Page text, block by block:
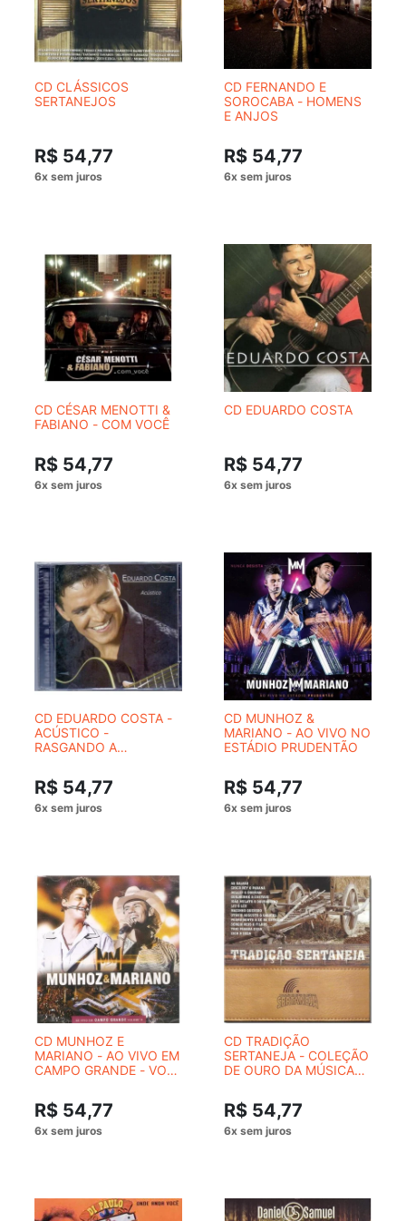
CD CLÁSSICOS
SERTANEJOS
R$ 54,77
CD FERNANDO E
SOROCABA - HOMENS
E ANJOS
R$ 54,77
CD CÉSAR MENOTTI &
FABIANO - COM VOCÊ
R$ 54,77
CD EDUARDO COSTA
R$ 54,77
CD EDUARDO COSTA -
ACÚSTICO -
RASGANDO A
R$ 54,77
CD MUNHOZ &
MARIANO - AO VIVO NO
ESTÁDIO PRUDENTÃO
R$ 54,77
CD MUNHOZ E
MARIANO - AO VIVO EM
CAMPO GRANDE - VOL.
R$ 54,77
CD TRADIÇÃO
SERTANEJA - COLEÇÃO
DE OURO DA MÚSICA
R$ 54,77